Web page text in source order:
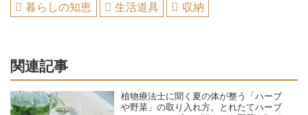
暮らしの知恵 生活道具 収納
関連記事
植物療法士に聞く夏の体が整う「ハーブ
や野菜」の取り入れ方。とれたてハーブ